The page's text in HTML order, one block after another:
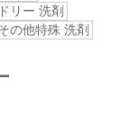
リー 洗剤
の他特殊 洗剤